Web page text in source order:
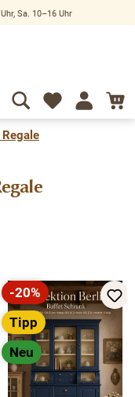
Sa. 10–16 Uhr
Rabatt
-20%
Tipp
Neu